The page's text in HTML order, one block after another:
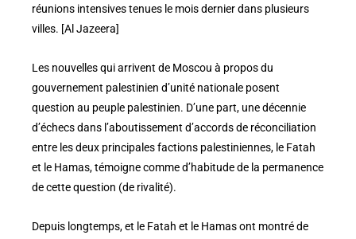
réunions intensives tenues le mois dernier dans plusieurs
villes. [Al Jazeera]
Les nouvelles qui arrivent de Moscou à propos du
gouvernement palestinien d’unité nationale posent
question au peuple palestinien. D’une part, une décennie
d’échecs dans l’aboutissement d’accords de réconciliation
entre les deux principales factions palestiniennes, le Fatah
et le Hamas, témoigne comme d’habitude de la permanence
de cette question (de rivalité).
Depuis longtemps, et le Fatah et le Hamas ont montré de